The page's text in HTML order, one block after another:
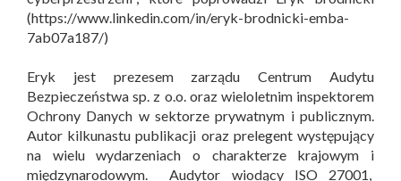
(https://www.linkedin.com/in/eryk-brodnicki-emba-
7ab07a187/)
Eryk jest prezesem zarządu Centrum Audytu
Bezpieczeństwa sp. z o.o. oraz wieloletnim inspektorem
Ochrony Danych w sektorze prywatnym i publicznym.
Autor kilkunastu publikacji oraz prelegent występujący
na wielu wydarzeniach o charakterze krajowym i
międzynarodowym. Audytor wiodący ISO 27001,